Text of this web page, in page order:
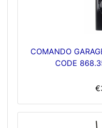
COMANDO
CODE